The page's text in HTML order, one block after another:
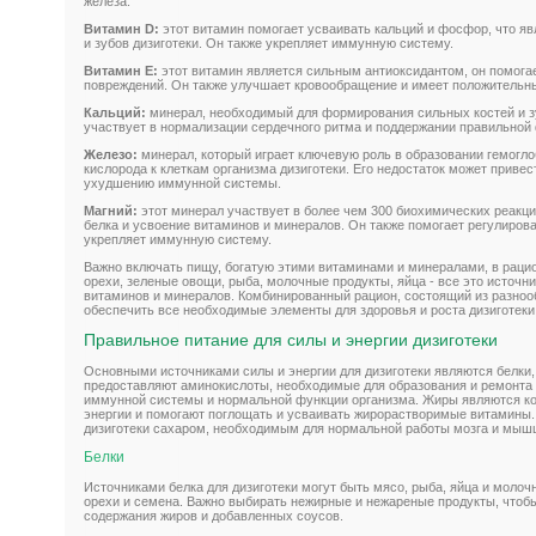
Витамин D: этот витамин помогает усваивать кальций и фосфор, что
и зубов дизиготеки. Он также укрепляет иммунную систему.
Витамин Е: этот витамин является сильным антиоксидантом, он
повреждений. Он также улучшает кровообращение и имеет
Кальций: минерал, необходимый для формирования сильных костей и
участвует в нормализации сердечного ритма и поддержании
Железо: минерал, который играет ключевую роль в образовании
кислорода к клеткам организма дизиготеки. Его недостаток может
ухудшению иммунной системы.
Магний: этот минерал участвует в более чем 300 биохимических
белка и усвоение витаминов и минералов. Он также помогает
укрепляет иммунную систему.
Важно включать пищу, богатую этими витаминами и минералами, в
орехи, зеленые овощи, рыба, молочные продукты, яйца - все это
витаминов и минералов. Комбинированный рацион, состоящий из
обеспечить все необходимые элементы для здоровья и роста
Правильное питание для силы и энергии дизиготеки
Основными источниками силы и энергии для дизиготеки являются
предоставляют аминокислоты, необходимые для образования и ремонта
иммунной системы и нормальной функции организма. Жиры являются
энергии и помогают поглощать и усваивать жирорастворимые
дизиготеки сахаром, необходимым для нормальной работы мозга и
Белки
Источниками белка для дизиготеки могут быть мясо, рыба, яйца и
орехи и семена. Важно выбирать нежирные и нежареные продукты,
содержания жиров и добавленных соусов.